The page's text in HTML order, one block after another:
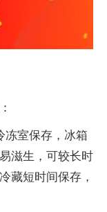
室保存，冰箱
滋生，可较长时
藏短时间保存，